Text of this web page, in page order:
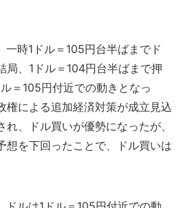
時1ドル＝105円台半ばまでド
局、1ドル＝104円台半ばまで押
＝105円付近での動きとなっ
権による追加経済対策が成立見込
、ドル買いが優勢になったが、
想を下回ったことで、ドル買いは